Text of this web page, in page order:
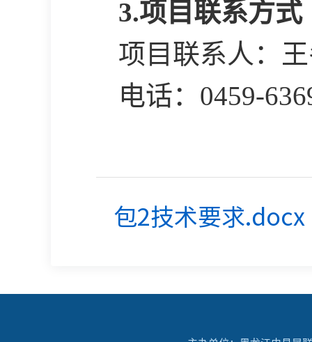
3.项目联系方式
项目联系人：
电话： 0459-
包2技术要求.docx